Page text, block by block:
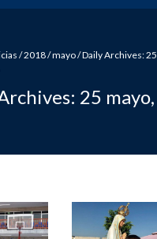
/2018/mayo/Daily Archives: 25
25 mayo,